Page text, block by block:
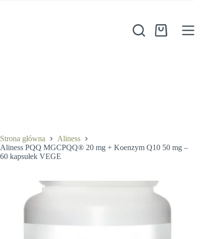
Koszyk
Strona główna
Aliness
Aliness PQQ MGCPQQ® 20 mg + Koenzym Q10 50 mg –
60 kapsułek VEGE